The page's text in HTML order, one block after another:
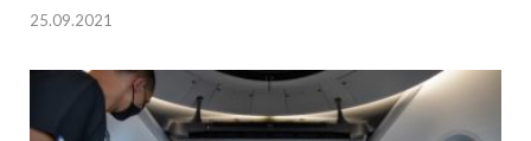
25.09.2021